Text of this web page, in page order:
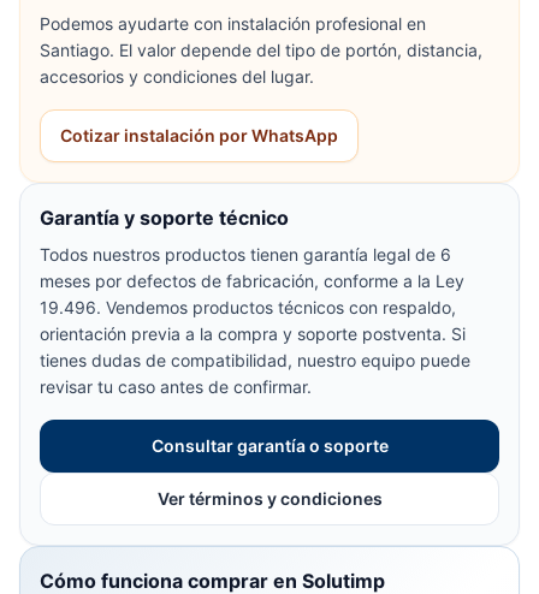
Podemos ayudarte con instalación profesional en
Santiago. El valor depende del tipo de portón, distancia,
accesorios y condiciones del lugar.
Cotizar instalación por WhatsApp
Garantía y soporte técnico
Todos nuestros productos tienen garantía legal de 6
meses por defectos de fabricación, conforme a la Ley
19.496. Vendemos productos técnicos con respaldo,
orientación previa a la compra y soporte postventa. Si
tienes dudas de compatibilidad, nuestro equipo puede
revisar tu caso antes de confirmar.
Consultar garantía o soporte
Ver términos y condiciones
Cómo funciona comprar en Solutimp